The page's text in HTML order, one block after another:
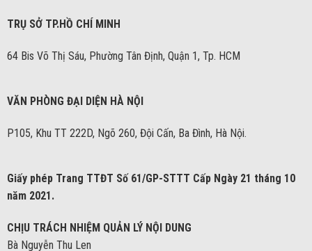
TRỤ SỞ TP.HỒ CHÍ MINH
64 Bis Võ Thị Sáu, Phường Tân Định, Quận 1, Tp. HCM
VĂN PHÒNG ĐẠI DIỆN HÀ NỘI
P105, Khu TT 222D, Ngõ 260, Đội Cấn, Ba Đình, Hà Nội.
Giấy phép Trang TTĐT Số 61/GP-STTT Cấp Ngày 21 tháng 10
năm 2021.
CHỊU TRÁCH NHIỆM QUẢN LÝ NỘI DUNG
Bà Nguyễn Thu Len